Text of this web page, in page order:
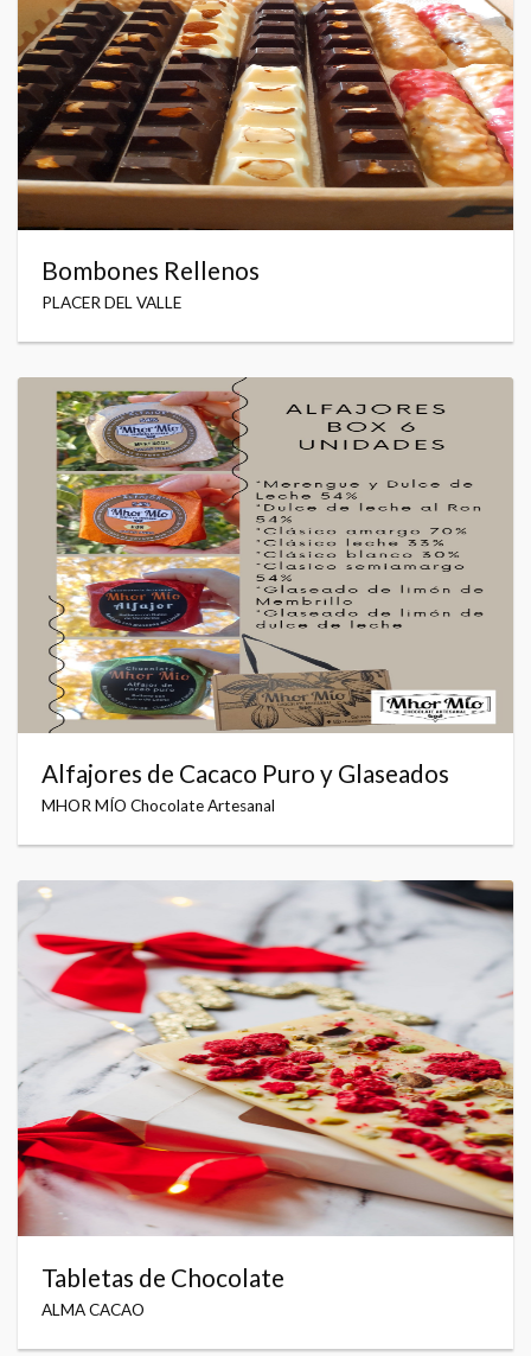
Bombones Rellenos
PLACER DEL VALLE
Alfajores de Cacaco Puro y Glaseados
MHOR MÍO Chocolate Artesanal
Tabletas de Chocolate
ALMA CACAO